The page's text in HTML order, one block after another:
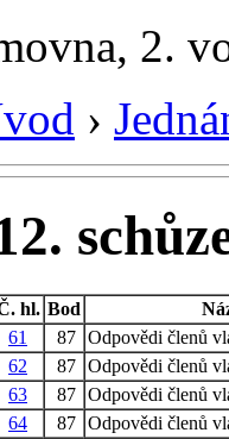
2.
›
hl. Bod
61 87 Odpovědi členů
62 87 Odpovědi členů
63 87 Odpovědi členů
64 87 Odpovědi členů